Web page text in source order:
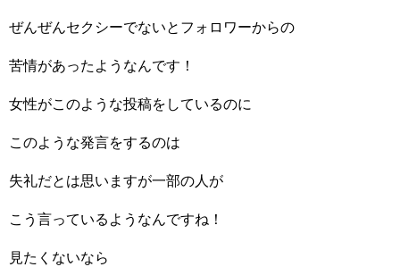
ぜんぜんセクシーでないとフォロワーからの
苦情があったようなんです！
女性がこのような投稿をしているのに
このような発言をするのは
失礼だとは思いますが一部の人が
こう言っているようなんですね！
見たくないなら